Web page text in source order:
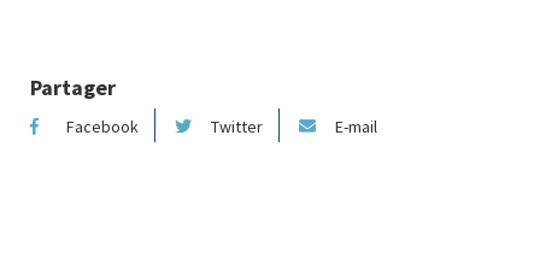
Partager
Facebook Twitter E-mail